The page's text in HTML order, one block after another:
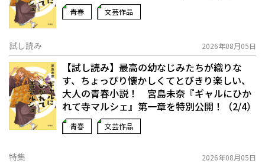
青春 文芸作品
試し読み 2026年08月05日
【試し読み】最高の幼なじみたちが織りな
す、ちょっぴり懐かしくてとびきり楽しい、
大人の青春小説！ 宮島未奈『ギャルにひか
れて寺マルシェ』第一章を特別公開！（2/4）
青春 文芸作品
特集 2026年08月05日